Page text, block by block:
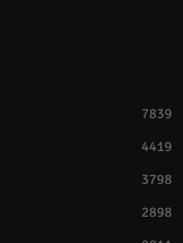
7839
4419
3798
2898